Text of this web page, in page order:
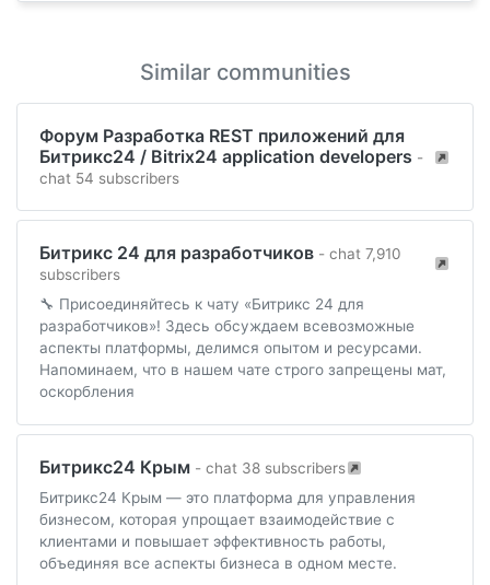
Similar communities
Фoрум Разработка REST приложений для
Битрикс24 / Bitrix24 application developers -
chat 54 subscribers
Битрикс 24 для разработчиков - chat 7,910
subscribers
🔧 Присоединяйтесь к чату «Битрикс 24 для
разработчиков»! Здесь обсуждаем всевозможные
аспекты платформы, делимся опытом и ресурсами.
Напоминаем, что в нашем чате строго запрещены мат,
оскорбления
Битрикс24 Крым - chat 38 subscribers
Битрикс24 Крым — это платформа для управления
бизнесом, которая упрощает взаимодействие с
клиентами и повышает эффективность работы,
объединяя все аспекты бизнеса в одном месте.